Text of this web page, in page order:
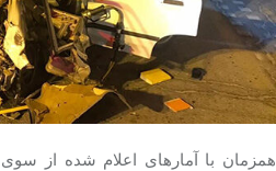
همزمان با آمارهای اعلام شده از